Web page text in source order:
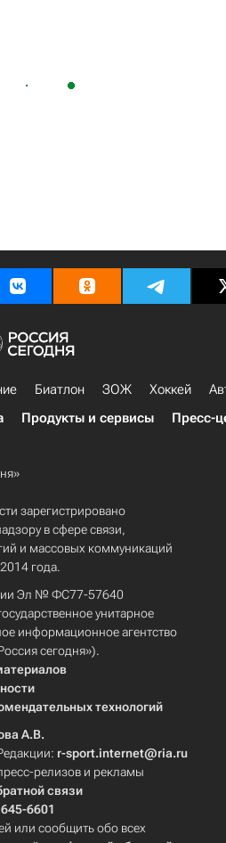
Биатлон ЗОЖ Хоккей
Продукты и сервисы Пресс-
зарегистрировано
в сфере связи,
и массовых коммуникаций
года.
Эл № ФС77-57640
унитарное
информационное агентство
сегодня»).
технологий
А.В.
r-sport.internet@ria.ru
релизов и рекламы
связи
6601
или сообщить обо всех